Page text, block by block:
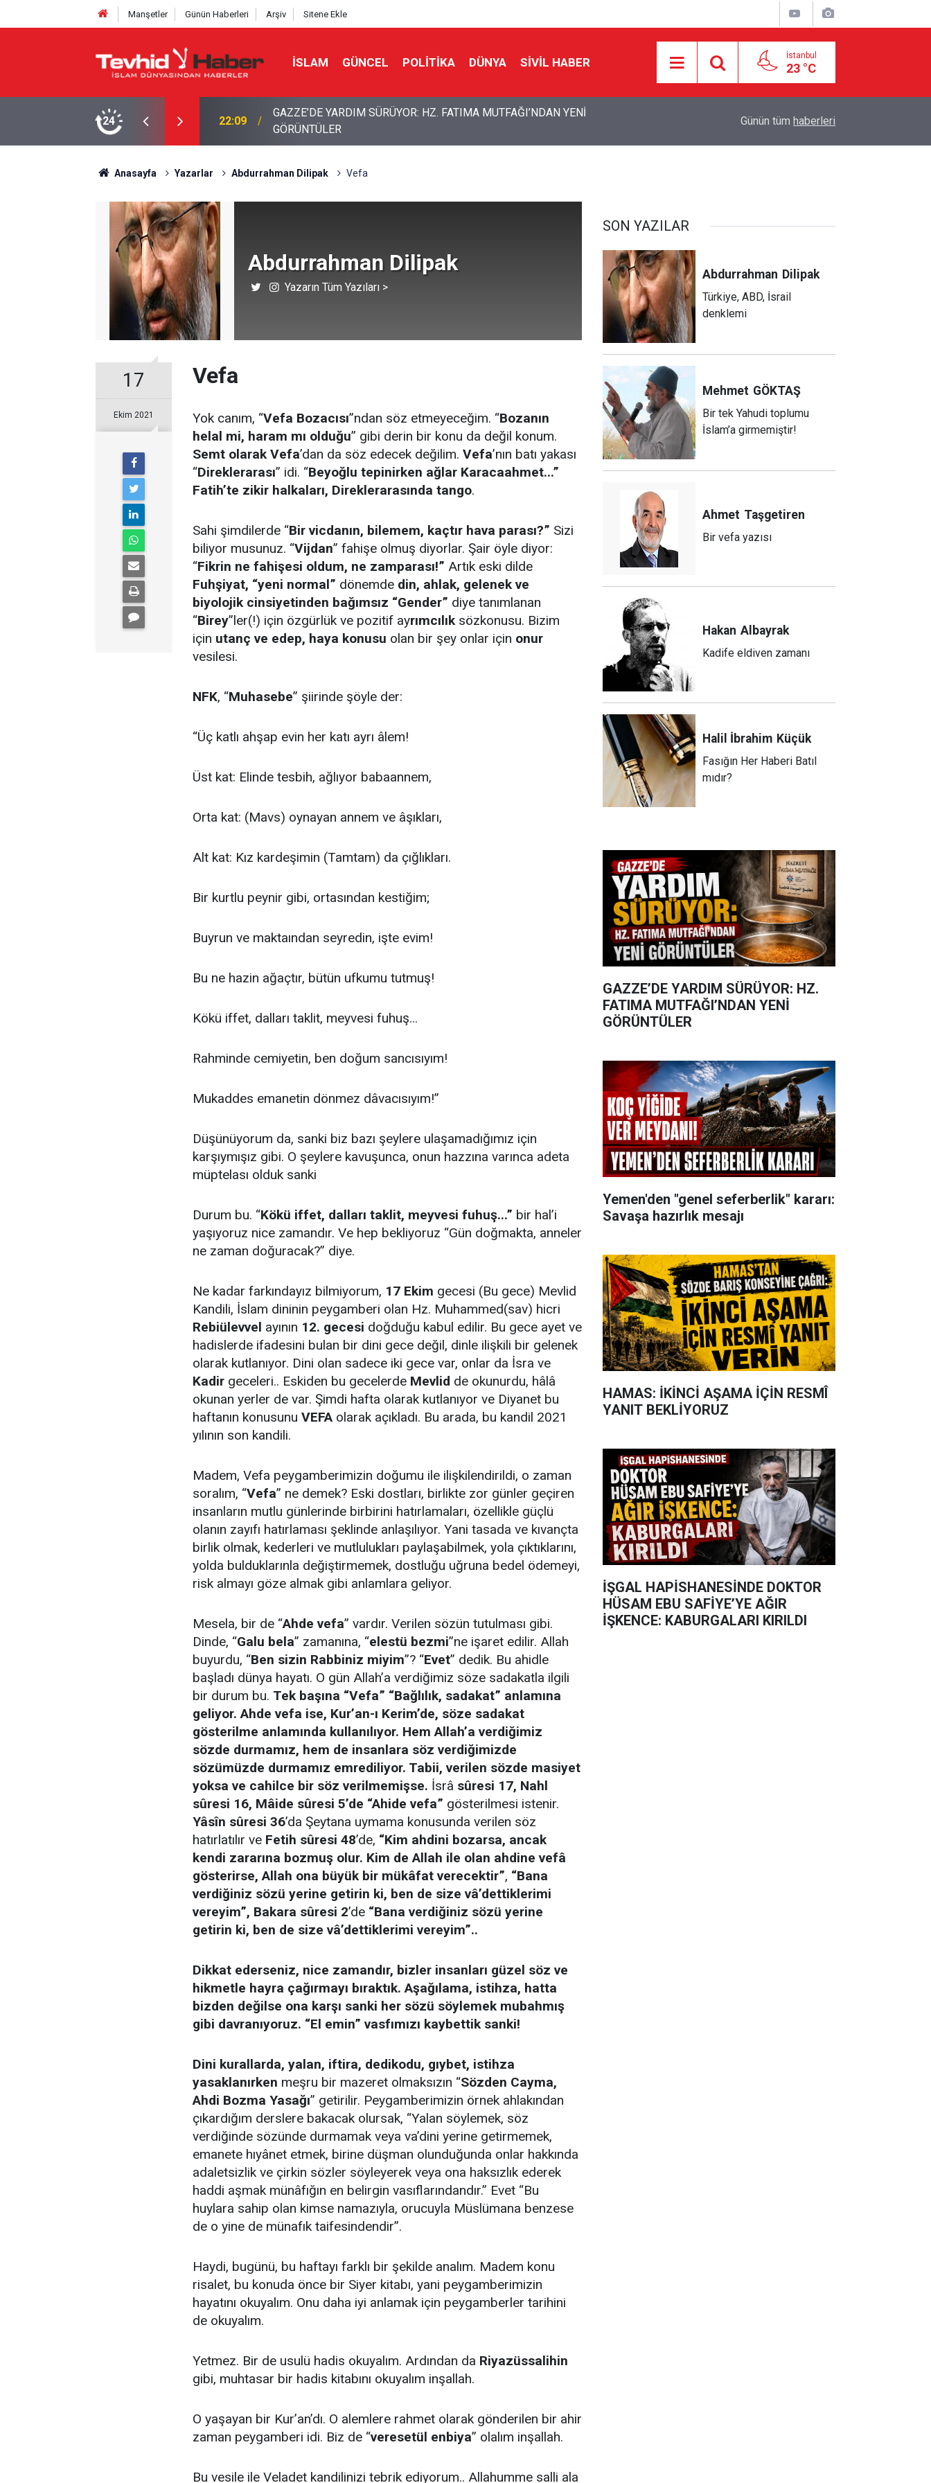
Manşetler Günün Haberleri Arşiv Sitene Ekle
İSLAM GÜNCEL POLITIKA DÜNYA SIVIL HABER İstanbul
23 °C
24
FATIMA MUTFAĞI’NDAN YENİ
21:12 Yemen'den "genel seferberlik" kararı: Savaşa hazırlık mesajı HAMAS: İKİNCİ AŞAMA İÇİN RESMÎ YANIT
Günün tüm haberleri
Anasayfa Yazarlar Abdurrahman Dilipak Vefa
Abdurrahman Dilipak
Yazarın Tüm Yazıları >
17
Ekim 2021
Vefa
Yok canım, “Vefa Bozacısı”ndan söz etmeyeceğim. “Bozanın
helal mi, haram mı olduğu” gibi derin bir konu da değil konum.
Semt olarak Vefa’dan da söz edecek değilim. Vefa’nın batı yakası
“Direklerarası” idi. “Beyoğlu tepinirken ağlar Karacaahmet...”
Fatih’te zikir halkaları, Direklerarasında tango.
Sahi şimdilerde “Bir vicdanın, bilemem, kaçtır hava parası?” Sizi
biliyor musunuz. “Vijdan” fahişe olmuş diyorlar. Şair öyle diyor:
“Fikrin ne fahişesi oldum, ne zamparası!” Artık eski dilde
Fuhşiyat, “yeni normal” dönemde din, ahlak, gelenek ve
biyolojik cinsiyetinden bağımsız “Gender” diye tanımlanan
“Birey”ler(!) için özgürlük ve pozitif ayrımcılıksözkonusu. Bizim
için utanç ve edep, haya konusu olan bir şey onlar için onur
vesilesi.
NFK, “Muhasebe” şiirinde şöyle der:
“Üç katlı ahşap evin her katı ayrı âlem!
Üst kat: Elinde tesbih, ağlıyor babaannem,
Orta kat: (Mavs) oynayan annem ve âşıkları,
Alt kat: Kız kardeşimin (Tamtam) da çığlıkları.
Bir kurtlu peynir gibi, ortasından kestiğim;
Buyrun ve maktaından seyredin, işte evim!
Bu ne hazin ağaçtır, bütün ufkumu tutmuş!
Kökü iffet, dalları taklit, meyvesi fuhuş...
Rahminde cemiyetin, ben doğum sancısıyım!
Mukaddes emanetin dönmez dâvacısıyım!”
Düşünüyorum da, sanki biz bazı şeylere ulaşamadığımız için
karşıymışız gibi. O şeylere kavuşunca, onun hazzına varınca adeta
müptelası olduk sanki
Durum bu. “Kökü iffet, dalları taklit, meyvesi fuhuş...” bir hal’i
yaşıyoruz nice zamandır. Ve hep bekliyoruz “Gün doğmakta, anneler
ne zaman doğuracak?” diye.
Ne kadar farkındayız bilmiyorum, 17 Ekim gecesi (Bu gece) Mevlid
Kandili, İslam dininin peygamberi olan Hz. Muhammed(sav) hicri
Rebiülevvel ayının 12. gecesi doğduğu kabul edilir. Bu gece ayet ve
hadislerde ifadesini bulan bir dini gece değil, dinle ilişkili bir gelenek
olarak kutlanıyor. Dini olan sadece iki gece var, onlar da İsra ve
Kadir geceleri.. Eskiden bu gecelerde Mevlid de okunurdu, hâlâ
okunan yerler de var. Şimdi hafta olarak kutlanıyor ve Diyanet bu
haftanın konusunu VEFA olarak açıkladı. Bu arada, bu kandil 2021
yılının son kandili.
Madem, Vefa peygamberimizin doğumu ile ilişkilendirildi, o zaman
soralım, “Vefa” ne demek? Eski dostları, birlikte zor günler geçiren
insanların mutlu günlerinde birbirini hatırlamaları, özellikle güçlü
olanın zayıfı hatırlaması şeklinde anlaşılıyor. Yani tasada ve kıvançta
birlik olmak, kederleri ve mutlulukları paylaşabilmek, yola çıktıklarını,
yolda bulduklarınla değiştirmemek, dostluğu uğruna bedel ödemeyi,
risk almayı göze almak gibi anlamlara geliyor.
Mesela, bir de “Ahde vefa” vardır. Verilen sözün tutulması gibi.
Dinde, “Galu bela” zamanına, “elestü bezmi”ne işaret edilir. Allah
buyurdu, “Ben sizin Rabbiniz miyim”? “Evet” dedik. Bu ahidle
başladı dünya hayatı. O gün Allah’a verdiğimiz söze sadakatla ilgili
bir durum bu. Tek başına “Vefa” “Bağlılık, sadakat” anlamına
geliyor. Ahde vefa ise, Kur’an-ı Kerim’de, söze sadakat
gösterilme anlamında kullanılıyor. Hem Allah’a verdiğimiz
sözde durmamız, hem de insanlara söz verdiğimizde
sözümüzde durmamız emrediliyor. Tabii, verilen sözde masiyet
yoksa ve cahilce bir söz verilmemişse. İsrâ sûresi 17, Nahl
sûresi 16, Mâide sûresi 5’de “Ahide vefa” gösterilmesi istenir.
Yâsîn sûresi 36’da Şeytana uymama konusunda verilen söz
hatırlatılır ve Fetih sûresi 48’de, “Kim ahdini bozarsa, ancak
kendi zararına bozmuş olur. Kim de Allah ile olan ahdine vefâ
gösterirse, Allah ona büyük bir mükâfat verecektir”, “Bana
verdiğiniz sözü yerine getirin ki, ben de size vâ’dettiklerimi
vereyim”, Bakara sûresi 2’de “Bana verdiğiniz sözü yerine
getirin ki, ben de size vâ’dettiklerimi vereyim”..
Dikkat ederseniz, nice zamandır, bizler insanları güzel söz ve
hikmetle hayra çağırmayı bıraktık. Aşağılama, istihza, hatta
bizden değilse ona karşı sanki her sözü söylemek mubahmış
gibi davranıyoruz. “El emin” vasfımızı kaybettik sanki!
Dini kurallarda, yalan, iftira, dedikodu, gıybet, istihza
yasaklanırken meşru bir mazeret olmaksızın “Sözden Cayma,
Ahdi Bozma Yasağı” getirilir. Peygamberimizin örnek ahlakından
çıkardığım derslere bakacak olursak, “Yalan söylemek, söz
verdiğinde sözünde durmamak veya va’dini yerine getirmemek,
emanete hıyânet etmek, birine düşman olunduğunda onlar hakkında
adaletsizlik ve çirkin sözler söyleyerek veya ona haksızlık ederek
haddi aşmak münâfığın en belirgin vasıflarındandır.” Evet “Bu
huylara sahip olan kimse namazıyla, orucuyla Müslümana benzese
de o yine de münafık taifesindendir”.
Haydi, bugünü, bu haftayı farklı bir şekilde analım. Madem konu
risalet, bu konuda önce bir Siyer kitabı, yani peygamberimizin
hayatını okuyalım. Onu daha iyi anlamak için peygamberler tarihini
de okuyalım.
Yetmez. Bir de usulü hadis okuyalım. Ardından da Riyazüssalihin
gibi, muhtasar bir hadis kitabını okuyalım inşallah.
O yaşayan bir Kur’an’dı. O alemlere rahmet olarak gönderilen bir ahir
zaman peygamberi idi. Biz de “veresetül enbiya” olalım inşallah.
Bu vesile ile Veladet kandilinizi tebrik ediyorum.. Allahumme salli ala
SON YAZILAR
Abdurrahman Dilipak
Türkiye, ABD, İsrail
denklemi
Mehmet GÖKTAŞ
Bir tek Yahudi toplumu
İslam’a girmemiştir!
Ahmet Taşgetiren
Bir vefa yazısı
Hakan Albayrak
Kadife eldiven zamanı
Halil İbrahim Küçük
Fasığın Her Haberi Batıl
mıdır?
GAZZE’DE YARDIM SÜRÜYOR: HZ.
FATIMA MUTFAĞI’NDAN YENİ
GÖRÜNTÜLER
Yemen'den "genel seferberlik" kararı:
Savaşa hazırlık mesajı
HAMAS: İKİNCİ AŞAMA İÇİN RESMÎ
YANIT BEKLİYORUZ
İŞGAL HAPİSHANESİNDE DOKTOR
HÜSAM EBU SAFİYE’YE AĞIR
İŞKENCE: KABURGALARI KIRILDI